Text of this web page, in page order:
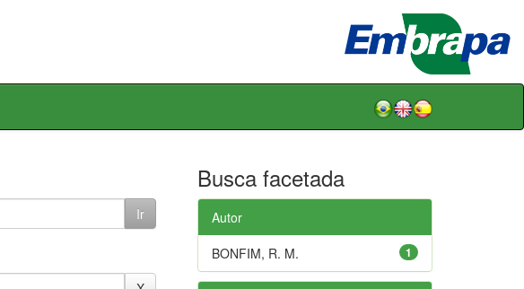
Busca facetada
Autor
1
BONFIM, R. M.